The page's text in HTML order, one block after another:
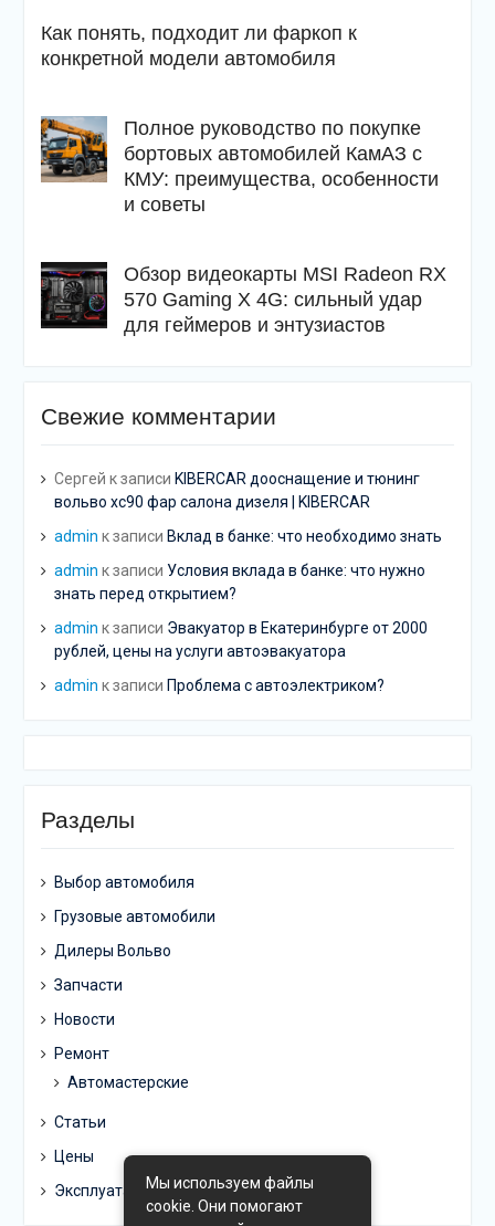
Как понять, подходит ли фаркоп к
конкретной модели автомобиля
Полное руководство по покупке
бортовых автомобилей КамАЗ с
КМУ: преимущества, особенности
и советы
Обзор видеокарты MSI Radeon RX
570 Gaming X 4G: сильный удар
для геймеров и энтузиастов
Свежие комментарии
Сергей к записи KIBERCAR дооснащение и тюнинг
вольво хс90 фар салона дизеля | KIBERCAR
admin к записи Вклад в банке: что необходимо знать
admin к записи Условия вклада в банке: что нужно
знать перед открытием?
admin к записи Эвакуатор в Екатеринбурге от 2000
рублей, цены на услуги автоэвакуатора
admin к записи Проблема с автоэлектриком?
Разделы
Выбор автомобиля
Грузовые автомобили
Дилеры Вольво
Запчасти
Новости
Ремонт
Автомастерские
Статьи
Цены
ЭксплуатацияМы используем файлы
cookie. Они помогают